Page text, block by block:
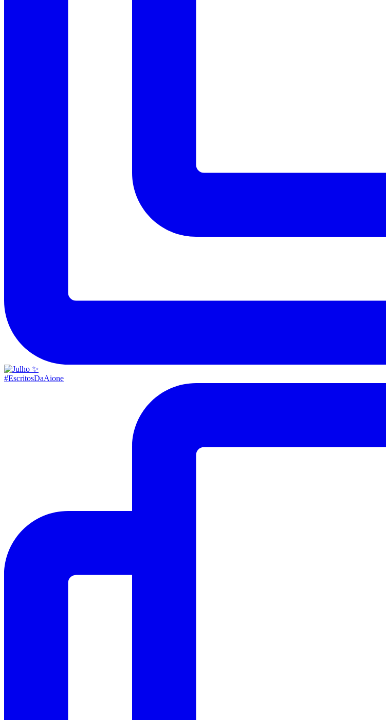
#EscritosDaAione